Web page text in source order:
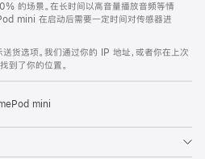
的场景。在长时间以高音量播放音频等情
mini 在启动后需要一定时间对传感器进
货选项。我们通过你的 IP 地址，或者你在上次
到了你的位置。
mini